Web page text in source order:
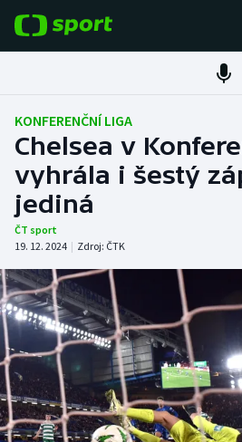
ME v atletice
ME v plavání
Fotbal
Hokej
Tenis
DALŠÍ SPORTY
Americký fotbal
Atletika
NEPŘEHLÉDNĚTE
Soutěže
KONFERENČNÍ LIGA
Chelsea v
vyhrála i šestý
jediná
ČT sport
19. 12. 2024 | Zdroj: ČTK